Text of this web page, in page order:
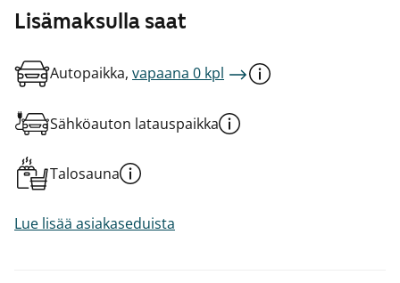
Lisämaksulla saat
Autopaikka, vapaana 0 kpl
Sähköauton latauspaikka
Talosauna
Lue lisää asiakaseduista